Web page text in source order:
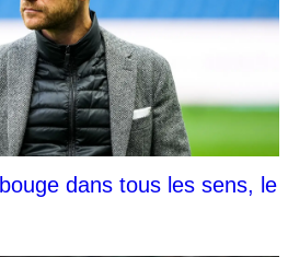
dans tous les sens, le